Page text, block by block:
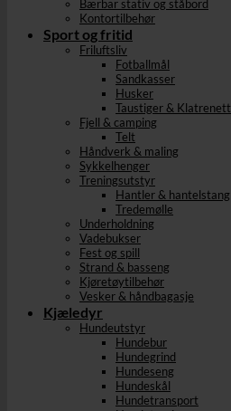
Bærbar stativ og ståbord
Kontortilbehør
Sport og fritid
Friluftsliv
Fotballmål
Sandkasser
Husker
Taustiger & Klatrenett
Fjell & camping
Telt
Håndverk & maling
Sykkelhenger
Treningsutstyr
Hantler & hantelstang
Tredemølle
Underholdning
Vadebukser
Fest og spill
Strand & basseng
Kjøretøytilbehør
Vesker & håndbagasje
Kjæledyr
Hundeutstyr
Hundebur
Hundegrind
Hundeseng
Hundeskål
Hundetransport